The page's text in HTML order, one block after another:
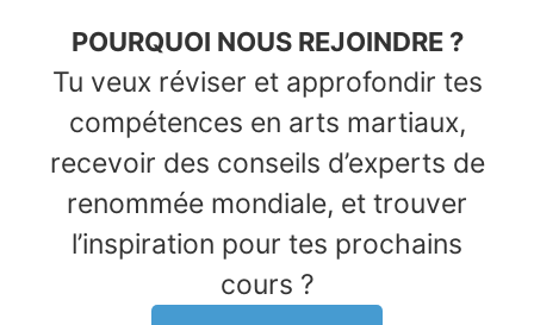
POURQUOI NOUS REJOINDRE ?
Tu veux réviser et approfondir tes
compétences en arts martiaux,
recevoir des conseils d’experts de
renommée mondiale, et trouver
l’inspiration pour tes prochains
cours ?